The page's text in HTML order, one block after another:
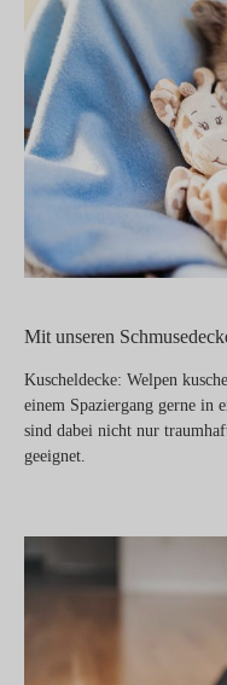
Mit unseren
Kuscheldecke: Welpen
einem Spaziergang gerne in
sind dabei nicht nur
geeignet.